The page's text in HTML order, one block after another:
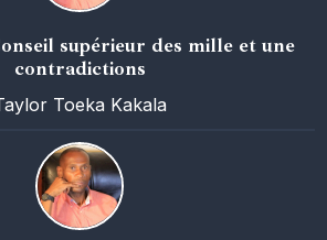
supérieur des mille et une
contradictions
Toeka Kakala